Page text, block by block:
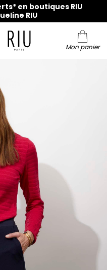
en boutiques RIU
RIU
Mon panier